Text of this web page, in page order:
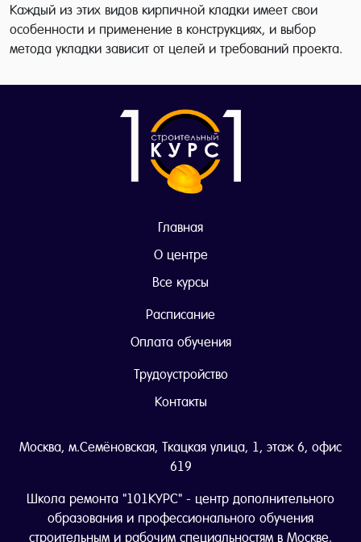
Каждый из этих видов кирпичной кладки имеет свои
особенности и применение в конструкциях, и выбор
метода укладки зависит от целей и требований проекта.
Главная
О центре
Все курсы
Расписание
Оплата обучения
Трудоустройство
Контакты
Москва, м.Семёновская, Ткацкая улица, 1, этаж 6, офис
619
Школа ремонта "101КУРС" - центр дополнительного
образования и профессионального обучения
строительным и рабочим специальностям в Москве.